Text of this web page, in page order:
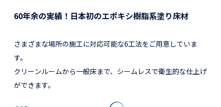
60年余の実績！日本初のエポキシ樹脂系塗り床材
さまざまな場所の施工に対応可能な6工法をご用意していま
す。
クリーンルームから一般床まで、シームレスで衛生的な仕上げ
ができます。